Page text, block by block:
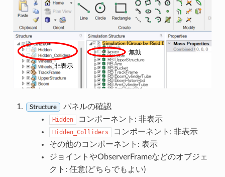
Structure パネルの確認
Hidden コンポーネント: 非表示
Hidden_Colliders
コンポーネント: 非表示
その他のコンポーネント: 表示
ジョイントやObserverFrameなどのオブジェ
クト: 任意(どちらでもよい)